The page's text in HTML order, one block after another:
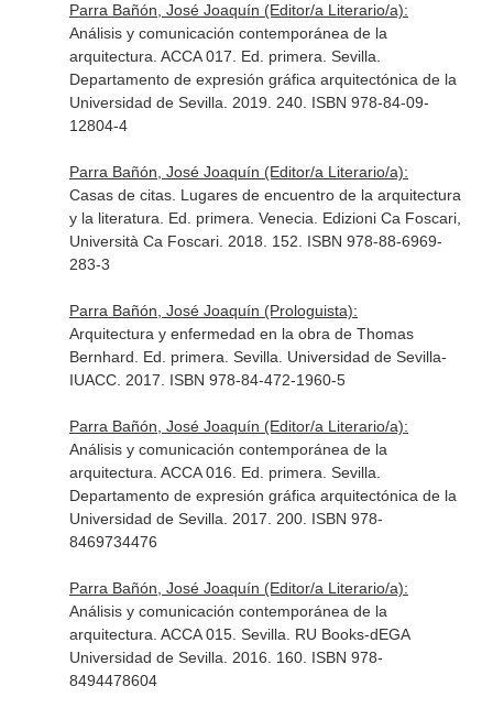
Parra Bañón, José Joaquín (Editor/a Literario/a):
Análisis y comunicación contemporánea de la
arquitectura. ACCA 017. Ed. primera. Sevilla.
Departamento de expresión gráfica arquitectónica de la
Universidad de Sevilla. 2019. 240. ISBN 978-84-09-
12804-4
Parra Bañón, José Joaquín (Editor/a Literario/a):
Casas de citas. Lugares de encuentro de la arquitectura
y la literatura. Ed. primera. Venecia. Edizioni Ca Foscari,
Università Ca Foscari. 2018. 152. ISBN 978-88-6969-
283-3
Parra Bañón, José Joaquín (Prologuista):
Arquitectura y enfermedad en la obra de Thomas
Bernhard. Ed. primera. Sevilla. Universidad de Sevilla-
IUACC. 2017. ISBN 978-84-472-1960-5
Parra Bañón, José Joaquín (Editor/a Literario/a):
Análisis y comunicación contemporánea de la
arquitectura. ACCA 016. Ed. primera. Sevilla.
Departamento de expresión gráfica arquitectónica de la
Universidad de Sevilla. 2017. 200. ISBN 978-
8469734476
Parra Bañón, José Joaquín (Editor/a Literario/a):
Análisis y comunicación contemporánea de la
arquitectura. ACCA 015. Sevilla. RU Books-dEGA
Universidad de Sevilla. 2016. 160. ISBN 978-
8494478604